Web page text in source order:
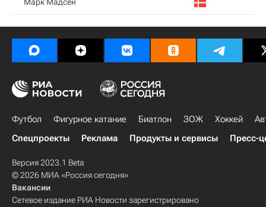
Футбол Фигурное катание Биатлон ЗОЖ Хоккей
Спецпроекты
Реклама Продукты и сервисы Пресс-
Версия 2023.1 Beta
© 2026 МИА «Россия сегодня»
Вакансии
Сетевое издание РИА Новости зарегистрировано